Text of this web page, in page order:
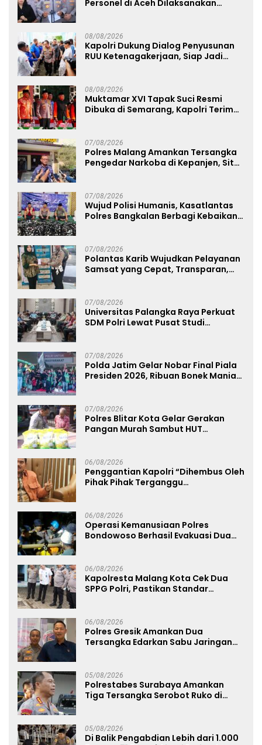
Personel di Aceh Dilaksanakan
08/08/2026
Kapolri Dukung Dialog Penyusunan
RUU Ketenagakerjaan, Siap Jadi
08/08/2026
Muktamar XVI Tapak Suci Resmi
Dibuka di Semarang, Kapolri Terima
07/08/2026
Polres Malang Amankan Tersangka
Pengedar Narkoba di Kepanjen, Sita
07/08/2026
Wujud Polisi Humanis, Kasatlantas
Polres Bangkalan Berbagi Kebaikan
07/08/2026
Polantas Karib Wujudkan Pelayanan
Samsat yang Cepat, Transparan,
07/08/2026
Universitas Palangka Raya Perkuat
SDM Polri Lewat Pusat Studi
07/08/2026
Polda Jatim Gelar Nobar Final Piala
Presiden 2026, Ribuan Bonek Mania
07/08/2026
Polres Blitar Kota Gelar Gerakan
Pangan Murah Sambut HUT
06/08/2026
Penggantian Kapolri “Dihembus Oleh
Pihak Pihak Terganggu
06/08/2026
Operasi Kemanusiaan Polres
Bondowoso Berhasil Evakuasi Dua
06/08/2026
Kapolresta Malang Kota Cek Dua
SPPG Polri, Pastikan Standar
06/08/2026
Polres Gresik Amankan Dua
Tersangka Edarkan Sabu Jaringan
05/08/2026
Polrestabes Surabaya Amankan
Tiga Tersangka Serobot Ruko di
05/08/2026
Di Balik Pengabdian Lebih dari 1.000